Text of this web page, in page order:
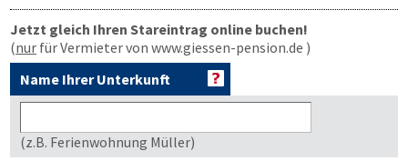
Jetzt gleich Ihren Stareintrag online buchen!
(nur für Vermieter von www.giessen-pension.de )
Name Ihrer Unterkunft
(z.B. Ferienwohnung Müller)